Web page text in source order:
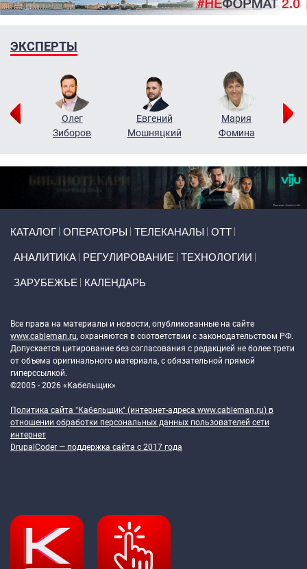
ЭКСПЕРТЫ
Олег
Зиборов
Евгений
Мошняцкий
Мария
Фомина
КАТАЛОГ ОПЕРАТОРЫ ТЕЛЕКАНАЛЫ ОТТ
АНАЛИТИКА РЕГУЛИРОВАНИЕ ТЕХНОЛОГИИ
ЗАРУБЕЖЬЕ КАЛЕНДАРЬ
Все права на материалы и новости, опубликованные на сайте
www.cableman.ru, охраняются в соответствии с законодательством РФ.
Допускается цитирование без согласования с редакцией не более трети
от объема оригинального материала, с обязательной прямой
гиперссылкой.
©2005 - 2026 «Кабельщик»
Политика сайта "Кабельщик" (интернет-адреса www.cableman.ru) в
отношении обработки персональных данных пользователей сети
интернет
DrupalCoder — поддержка сайта c 2017 года